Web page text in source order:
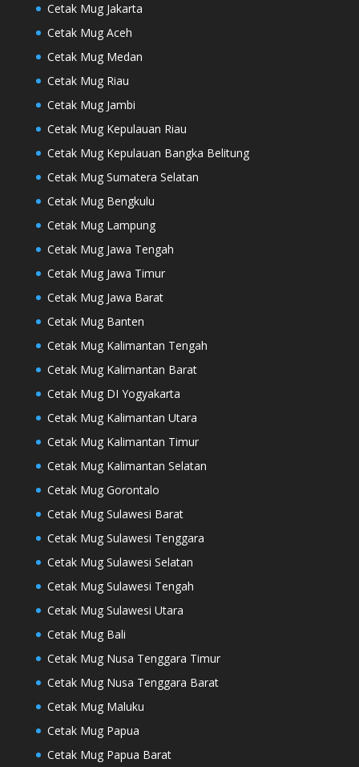
Cetak Mug Jakarta
Cetak Mug Aceh
Cetak Mug Medan
Cetak Mug Riau
Cetak Mug Jambi
Cetak Mug Kepulauan Riau
Cetak Mug Kepulauan Bangka Belitung
Cetak Mug Sumatera Selatan
Cetak Mug Bengkulu
Cetak Mug Lampung
Cetak Mug Jawa Tengah
Cetak Mug Jawa Timur
Cetak Mug Jawa Barat
Cetak Mug Banten
Cetak Mug Kalimantan Tengah
Cetak Mug Kalimantan Barat
Cetak Mug DI Yogyakarta
Cetak Mug Kalimantan Utara
Cetak Mug Kalimantan Timur
Cetak Mug Kalimantan Selatan
Cetak Mug Gorontalo
Cetak Mug Sulawesi Barat
Cetak Mug Sulawesi Tenggara
Cetak Mug Sulawesi Selatan
Cetak Mug Sulawesi Tengah
Cetak Mug Sulawesi Utara
Cetak Mug Bali
Cetak Mug Nusa Tenggara Timur
Cetak Mug Nusa Tenggara Barat
Cetak Mug Maluku
Cetak Mug Papua
Cetak Mug Papua Barat